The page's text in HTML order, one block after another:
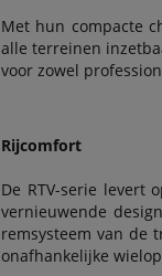
Met hun compacte
alle terreinen
voor zowel
Rijcomfort
De RTV-serie
vernieuwende
remsysteem van de
onafhankelijke